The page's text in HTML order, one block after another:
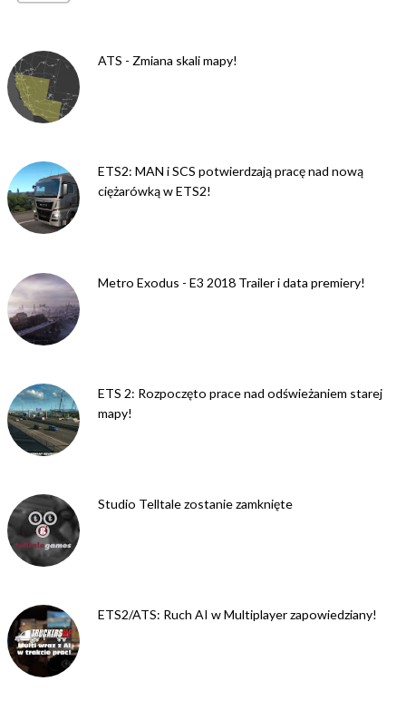
ATS - Zmiana skali mapy!
ETS2: MAN i SCS potwierdzają pracę nad nową
ciężarówką w ETS2!
Metro Exodus - E3 2018 Trailer i data premiery!
ETS 2: Rozpoczęto prace nad odświeżaniem starej
mapy!
Studio Telltale zostanie zamknięte
ETS2/ATS: Ruch AI w Multiplayer zapowiedziany!